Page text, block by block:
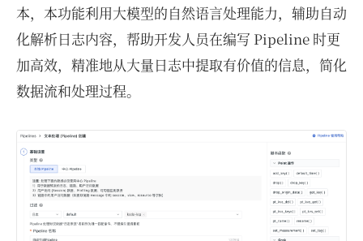
本，本功能利用大模型的自然语言处理能力，辅助自动
化解析日志内容，帮助开发人员在编写 Pipeline 时更
加高效，精准地从大量日志中提取有价值的信息，简化
数据流和处理过程。